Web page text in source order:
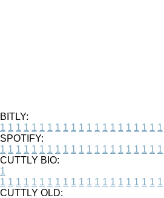
BITLY:
1 1 1 1 1 1 1 1 1 1 1 1 1 1 1 1 1 1 1 1 1
SPOTIFY:
1 1 1 1 1 1 1 1 1 1 1 1 1 1 1 1 1 1 1 1 1
CUTTLY BIO:
1
1 1 1 1 1 1 1 1 1 1 1 1 1 1 1 1 1 1 1 1 1
CUTTLY OLD: